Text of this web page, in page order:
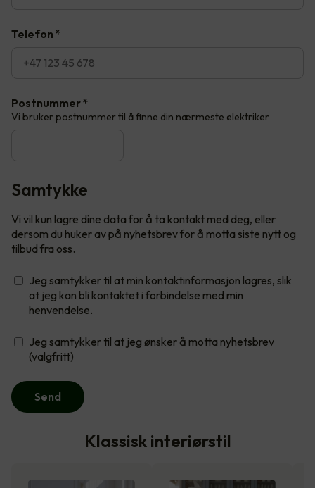
Telefon *
Postnummer*
Vi bruker postnummer til å finne din nærmeste elektriker
Samtykke
Vi vil kun lagre dine data for å ta kontakt med deg, eller
dersom du huker av på nyhetsbrev for å motta siste nytt og
tilbud fra oss.
Jeg samtykker til at min kontaktinformasjon lagres, slik
at jeg kan bli kontaktet i forbindelse med min
henvendelse.
Jeg samtykker til at jeg ønsker å motta nyhetsbrev
(valgfritt)
Send
Klassisk interiørstil